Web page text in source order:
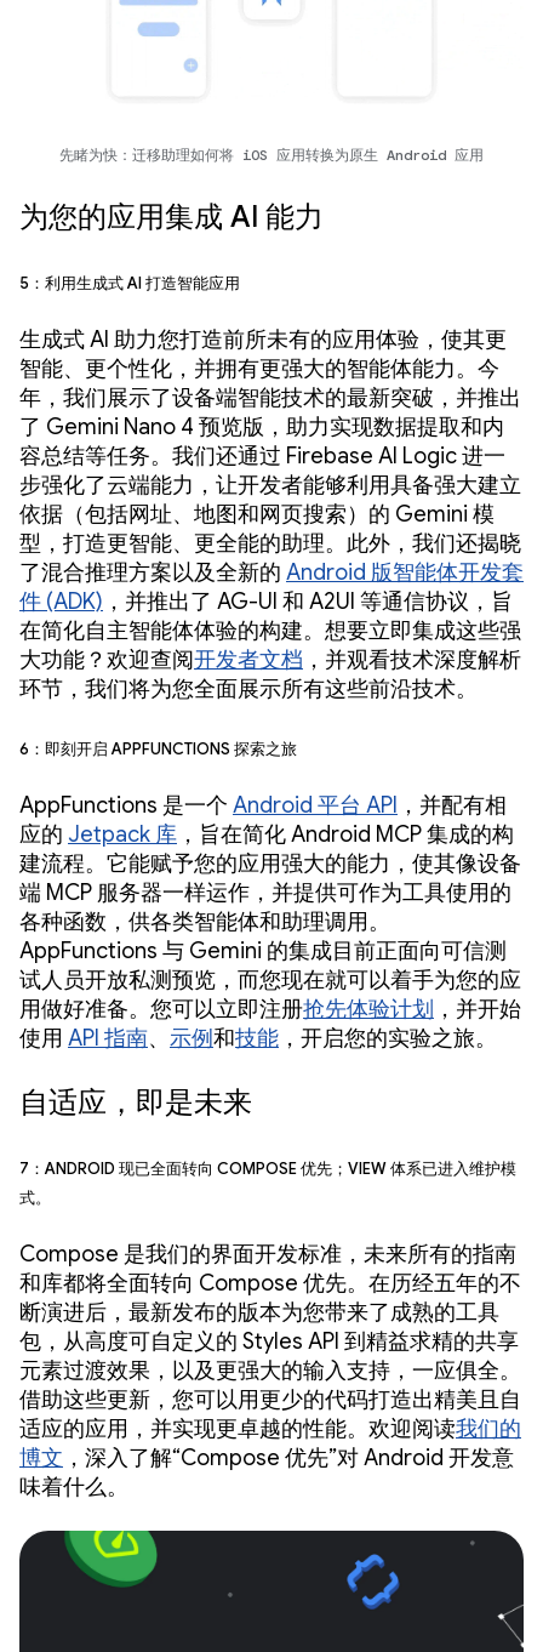
先睹为快：迁移助理如何将 iOS 应用转换为原生 Android 应用
为您的应用集成 AI 能力
5：利用生成式 AI 打造智能应用
生成式 AI 助力您打造前所未有的应用体验，使其更
智能、更个性化，并拥有更强大的智能体能力。今
年，我们展示了设备端智能技术的最新突破，并推出
了 Gemini Nano 4 预览版，助力实现数据提取和内
容总结等任务。我们还通过 Firebase AI Logic 进一
步强化了云端能力，让开发者能够利用具备强大建立
依据（包括网址、地图和网页搜索）的 Gemini 模
型，打造更智能、更全能的助理。此外，我们还揭晓
了混合推理方案以及全新的 Android 版智能体开发套
件 (ADK) ，并推出了 AG-UI 和 A2UI 等通信协议，旨
在简化自主智能体体验的构建。想要立即集成这些强
大功能？欢迎查阅开发者文档 ，并观看技术深度解析
环节，我们将为您全面展示所有这些前沿技术。
6：即刻开启 AppFunctions 探索之旅
AppFunctions 是一个 Android 平台 API ，并配有相
应的 Jetpack 库 ，旨在简化 Android MCP 集成的构
建流程。它能赋予您的应用强大的能力，使其像设备
端 MCP 服务器一样运作，并提供可作为工具使用的
各种函数，供各类智能体和助理调用。
AppFunctions 与 Gemini 的集成目前正面向可信测
试人员开放私测预览，而您现在就可以着手为您的应
用做好准备。您可以立即注册抢先体验计划 ，并开始
使用 API 指南、 示例和技能 ，开启您的实验之旅。
自适应，即是未来
7：Android 现已全面转向 Compose 优先；View 体系已进入维护模
式。
Compose 是我们的界面开发标准，未来所有的指南
和库都将全面转向 Compose 优先。在历经五年的不
断演进后，最新发布的版本为您带来了成熟的工具
包，从高度可自定义的 Styles API 到精益求精的共享
元素过渡效果，以及更强大的输入支持，一应俱全。
借助这些更新，您可以用更少的代码打造出精美且自
适应的应用，并实现更卓越的性能。欢迎阅读我们的
博文 ，深入了解“Compose 优先”对 Android 开发意
味着什么。